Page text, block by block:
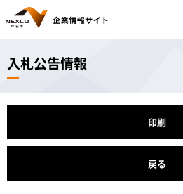
入札公告情報
印刷
戻る